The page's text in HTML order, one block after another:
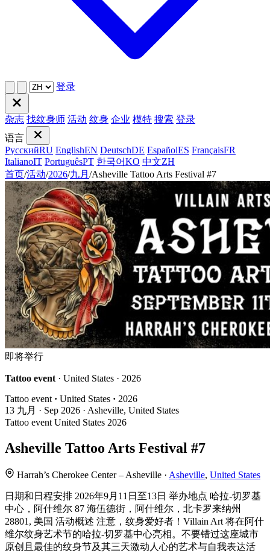
登录
杂志 找纹身师 活动 纹身 企业 模特 搜索 登录
语言
РусскийRU EnglishEN DeutschDE EspañolES FrançaisFR
ItalianoIT PortuguêsPT 한국어KO 中文ZH
首页/活动/2026/九月 /Asheville Tattoo Arts Festival #7
即将举行
Tattoo event · United States · 2026
Tattoo event · United States · 2026
13 九月 · Sep 2026 · Asheville, United States
Tattoo event United States 2026
Asheville Tattoo Arts Festival #7
Harrah’s Cherokee Center – Asheville · Asheville, United States
日期和日程安排 2026年9月11日至13日 举办地点 哈拉-切罗基
中心，阿什维尔 87 海伍德街，阿什维尔，北卡罗来纳州
28801, 美国 活动概述 注意，纹身爱好者！Villain Art 将在阿什
维尔纹身艺术节的哈拉-切罗基中心亮相。不要错过这座城市
原创且最佳的纹身节及其三天激动人心的艺术与自我表达活